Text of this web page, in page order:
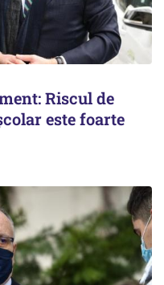
Riscul de
este foarte